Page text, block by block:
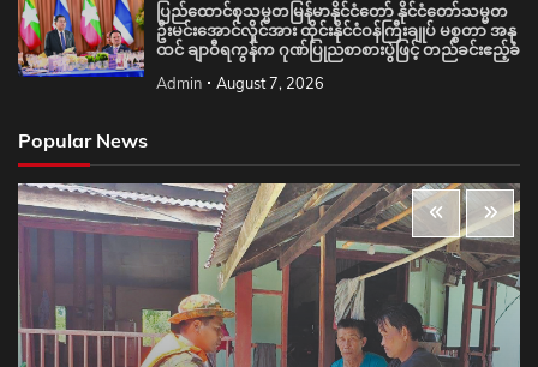
ပြည်ထောင်စုသမ္မတမြန်မာနိုင်ငံတော် နိုင်ငံတော်သမ္မတ
ဦးမင်းအောင်လှိုင်အား ထိုင်းနိုင်ငံဝန်ကြီးချုပ် မစ္စတာ အနု
ထင် ချာဝီရကွန်က ဂုဏ်ပြုညစာစားပွဲဖြင့် တည်ခင်းဧည့်ခံ
Admin August 7, 2026
Popular News